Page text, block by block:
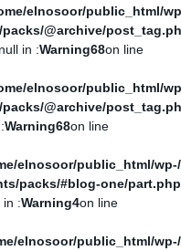
elnosoor/public_html/
@archive/
on line
68
Warning
: Attempt to read property "ID" on null in
elnosoor/public_html/
@archive/
on line
68
Warning
: Undefined variable $per in
elnosoor/public_html/wp-
packs/#blog-one/part.php
on line
4
Warning
: Undefined variable $selector in
elnosoor/public_html/wp-